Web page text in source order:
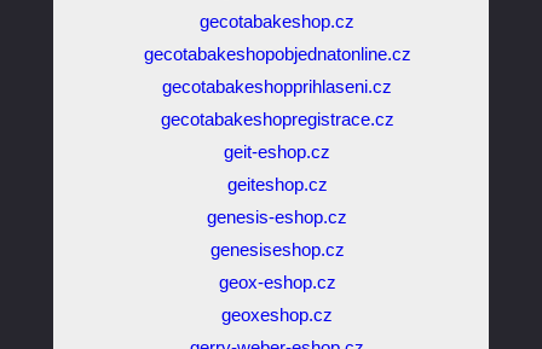
gecotabakeshop.cz
gecotabakeshopobjednatonline.cz
gecotabakeshopprihlaseni.cz
gecotabakeshopregistrace.cz
geit-eshop.cz
geiteshop.cz
genesis-eshop.cz
genesiseshop.cz
geox-eshop.cz
geoxeshop.cz